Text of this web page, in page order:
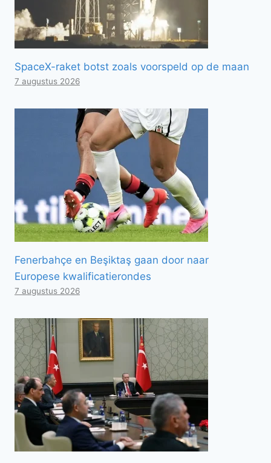
SpaceX-raket botst zoals voorspeld op de maan
7 augustus 2026
Fenerbahçe en Beşiktaş gaan door naar
Europese kwalificatierondes
7 augustus 2026